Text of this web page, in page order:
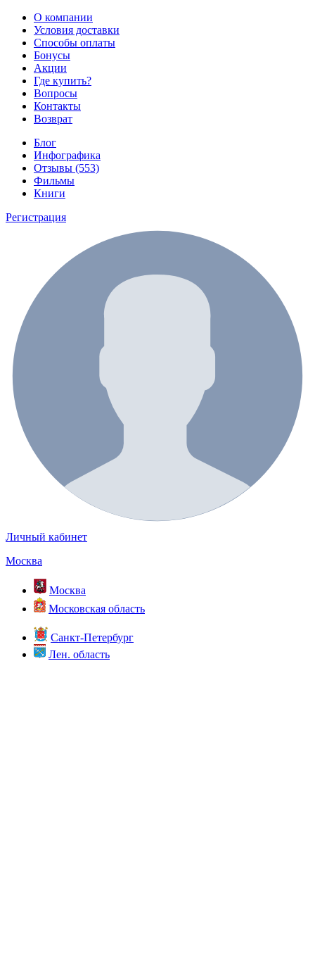
О компании
Условия доставки
Способы оплаты
Бонусы
Акции
Где купить?
Вопросы
Контакты
Возврат
Блог
Инфографика
Отзывы (553)
Фильмы
Книги
Регистрация
Личный кабинет
Москва
Москва
Московская область
Санкт-Петербург
Лен. область